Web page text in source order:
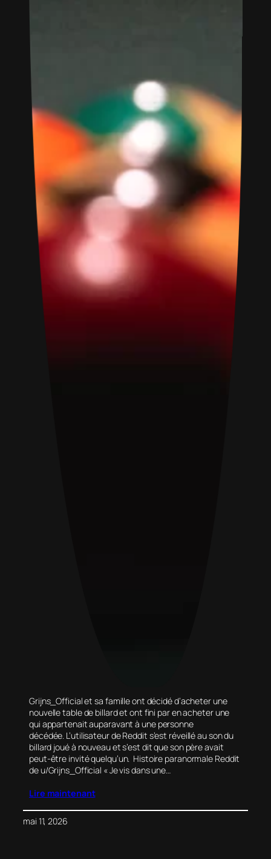
Grijns_Official et sa famille ont décidé d’acheter une
nouvelle table de billard et ont fini par en acheter une
qui appartenait auparavant à une personne
décédée. L’utilisateur de Reddit s’est réveillé au son du
billard joué à nouveau et s’est dit que son père avait
peut-être invité quelqu’un. Histoire paranormale Reddit
de u/Grijns_Official « Je vis dans une…
Lire maintenant
mai 11, 2026